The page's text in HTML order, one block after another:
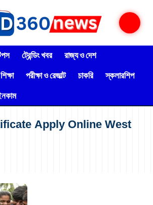
ট্রেন্ডিং খবর
রাজ্য ও দেশ
শিক্ষা পরীক্ষা ও রেজাল্ট চাকরি
স্কলারশিপ
Apply Online West